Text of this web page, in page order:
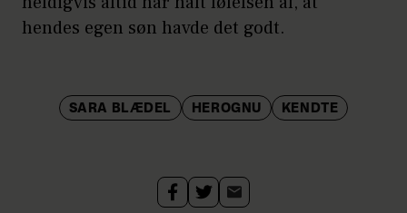
hendes egen søn havde det godt.
SARA BLÆDEL HEROGNU KENDTE